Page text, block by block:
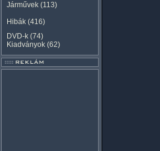
Járművek (113)
Hibák (416)
DVD-k (74)
Kiadványok (62)